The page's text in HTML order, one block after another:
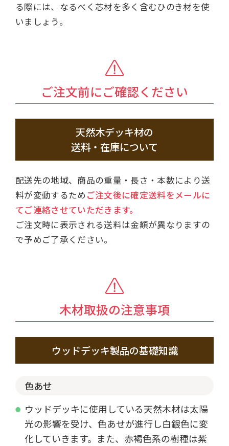
る際には、なるべく芯材を多く含むひのき材を使
いましょう。
ご注文前にご確認ください
天然木デッキ材の
送料・在庫について
配送先の地域、商品の重量・長さ・本数により送
料が変動するため ご注文後に確定送料をメールに
てご連絡させていただきます。
ご注文時に表示される送料は金額が異なりますの
で予めご了承ください。
木材取扱の注意事項
ウッドデッキ製品の基礎知識
色あせ
ウッドデッキに使用している天然木材は太陽
光の影響を受け、色あせが進行し白銀色に変
化していきます。また、赤褐色系の樹種は紫